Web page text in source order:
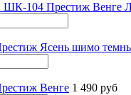
ШК-104 Престиж Венге
Ясень шимо
Венге 1 490 руб